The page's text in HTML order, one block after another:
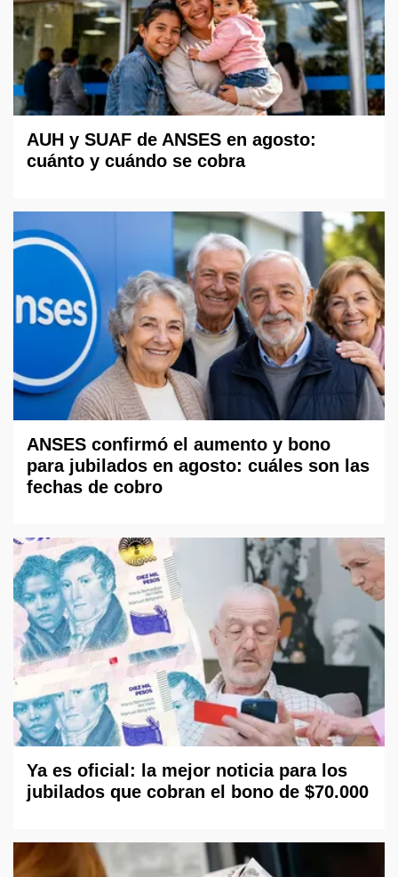
AUH y SUAF de ANSES en agosto:
cuánto y cuándo se cobra
ANSES confirmó el aumento y bono
para jubilados en agosto: cuáles son las
fechas de cobro
Ya es oficial: la mejor noticia para los
jubilados que cobran el bono de $70.000